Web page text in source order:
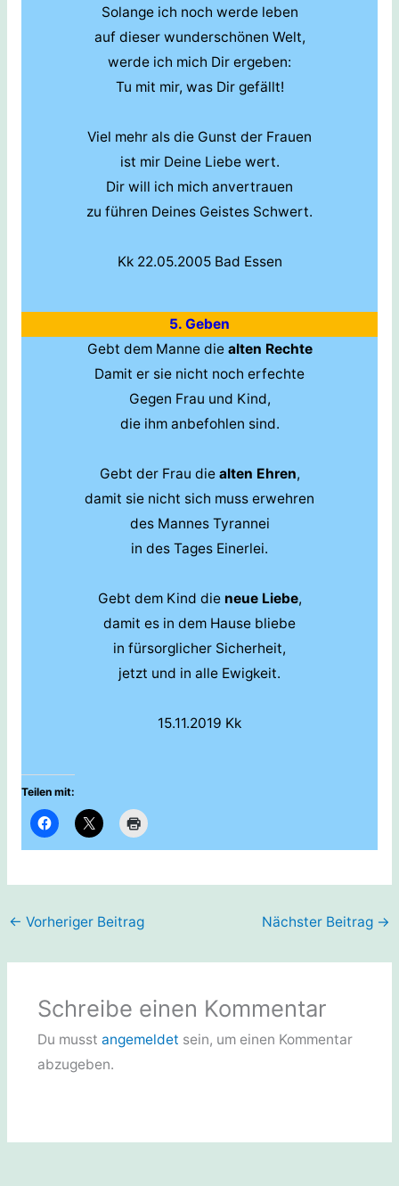
Solange ich noch werde leben
auf dieser wunderschönen Welt,
werde ich mich Dir ergeben:
Tu mit mir, was Dir gefällt!
Viel mehr als die Gunst der Frauen
ist mir Deine Liebe wert.
Dir will ich mich anvertrauen
zu führen Deines Geistes Schwert.
Kk 22.05.2005 Bad Essen
5. Geben
Gebt dem Manne die alten Rechte
Damit er sie nicht noch erfechte
Gegen Frau und Kind,
die ihm anbefohlen sind.
Gebt der Frau die alten Ehren,
damit sie nicht sich muss erwehren
des Mannes Tyrannei
in des Tages Einerlei.
Gebt dem Kind die neue Liebe,
damit es in dem Hause bliebe
in fürsorglicher Sicherheit,
jetzt und in alle Ewigkeit.
15.11.2019 Kk
Teilen mit:
← Vorheriger Beitrag Nächster Beitrag →
Schreibe einen Kommentar
Du musst angemeldet sein, um einen Kommentar
abzugeben.